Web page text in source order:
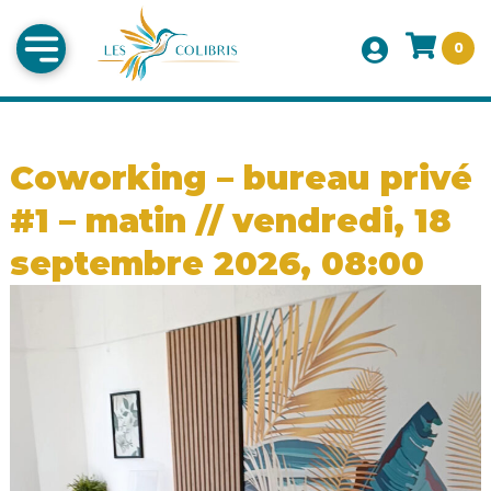
0
Coworking – bureau privé
#1 – matin // vendredi, 18
septembre 2026, 08:00